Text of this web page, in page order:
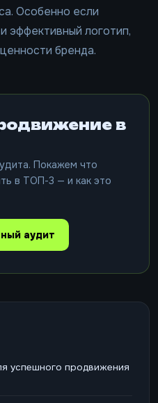
Особенно если
эффективный логотип,
бренда.
в
Покажем что
в ТОП-3 — и как это
аудит
успешного продвижения